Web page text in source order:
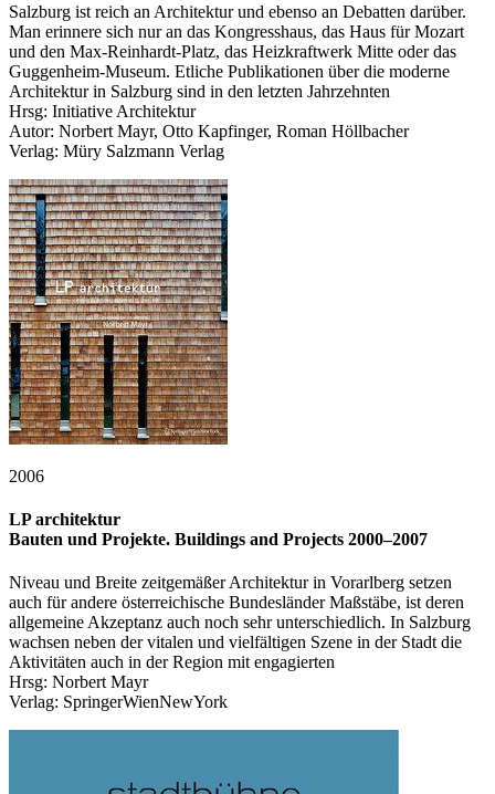
Salzburg ist reich an Architektur und ebenso an Debatten darüber.
Man erinnere sich nur an das Kongresshaus, das Haus für Mozart
und den Max-Reinhardt-Platz, das Heizkraftwerk Mitte oder das
Guggenheim-Museum. Etliche Publikationen über die moderne
Architektur in Salzburg sind in den letzten Jahrzehnten
Hrsg: Initiative Architektur
Autor: Norbert Mayr, Otto Kapfinger, Roman Höllbacher
Verlag: Müry Salzmann Verlag
2006
LP architektur
Bauten und Projekte. Buildings and Projects 2000–2007
Niveau und Breite zeitgemäßer Architektur in Vorarlberg setzen
auch für andere österreichische Bundesländer Maßstäbe, ist deren
allgemeine Akzeptanz auch noch sehr unterschiedlich. In Salzburg
wachsen neben der vitalen und vielfältigen Szene in der Stadt die
Aktivitäten auch in der Region mit engagierten
Hrsg: Norbert Mayr
Verlag: SpringerWienNewYork